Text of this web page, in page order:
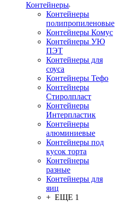
Контейнеры
Контейнеры
полипропиленовые
Контейнеры Комус
Контейнеры УЮ
ПЭТ
Контейнеры для
соуса
Контейнеры Тефо
Контейнеры
Стиролпласт
Контейнеры
Интерпластик
Контейнеры
алюминиевые
Контейнеры под
кусок торта
Контейнеры
разные
Контейнеры для
яиц
+ ЕЩЕ 1